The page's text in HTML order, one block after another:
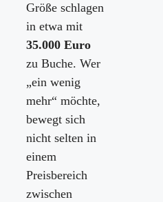
Größe schlagen
in etwa mit
35.000 Euro
zu Buche. Wer
„ein wenig
mehr“ möchte,
bewegt sich
nicht selten in
einem
Preisbereich
zwischen